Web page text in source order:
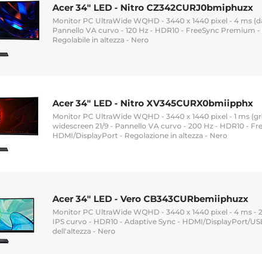
Acer 34" LED - Nitro CZ342CURJ0bmiphuzx
Monitor PC UltraWide WQHD - 3440 x 1440 pixel - 4 ms
Pannello VA curvo - 120 Hz - HDR10 - FreeSync Premium
Regolabile in altezza - Nero
Acer 34" LED - Nitro XV345CURX0bmiipphx
Monitor PC UltraWide WQHD - 3440 x 1440 pixel - 1 ms
widescreen 21/9 - Pannello VA curvo - 200 Hz - HDR10 -
HDMI/DisplayPort - Regolazione in altezza - Nero
Acer 34" LED - Vero CB343CURbemiiphuzx
Monitor PC UltraWide WQHD - 3440 x 1440 pixel - 4 ms -
IPS curvo - HDR10 - Adaptive Sync - HDMI/DisplayPort/
dell'altezza - Nero